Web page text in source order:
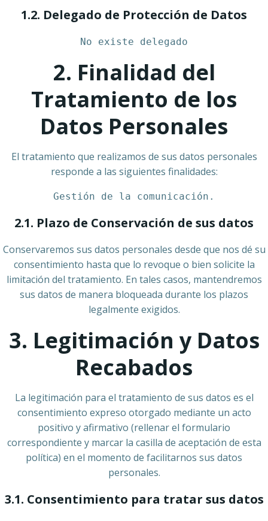
1.2. Delegado de Protección de Datos
No existe delegado
2. Finalidad del
Tratamiento de los
Datos Personales
El tratamiento que realizamos de sus datos personales
responde a las siguientes finalidades:
Gestión de la comunicación.
2.1. Plazo de Conservación de sus datos
Conservaremos sus datos personales desde que nos dé su
consentimiento hasta que lo revoque o bien solicite la
limitación del tratamiento. En tales casos, mantendremos
sus datos de manera bloqueada durante los plazos
legalmente exigidos.
3. Legitimación y Datos
Recabados
La legitimación para el tratamiento de sus datos es el
consentimiento expreso otorgado mediante un acto
positivo y afirmativo (rellenar el formulario
correspondiente y marcar la casilla de aceptación de esta
política) en el momento de facilitarnos sus datos
personales.
3.1. Consentimiento para tratar sus datos